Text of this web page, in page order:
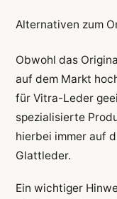
Alternativen zum
Obwohl das
auf dem Markt
für Vitra-Leder
spezialisierte
hierbei immer auf
Glattleder.
Ein wichtiger